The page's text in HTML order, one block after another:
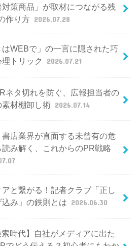
対策商品」が取材につながる残
作り方 2026.07.28
はWEBで」の一言に隠された巧
トリック
2026.07.21
ネタ切れを防ぐ、広報担当者の
素材棚卸し術 2026.07.14
書店業界が直面する未曾有の危
読み解く、これからのPR戦略
アと繋がる！記者クラブ「正し
込み」の鉄則とは 2026.06.30
索時代】自社がメディアに出た